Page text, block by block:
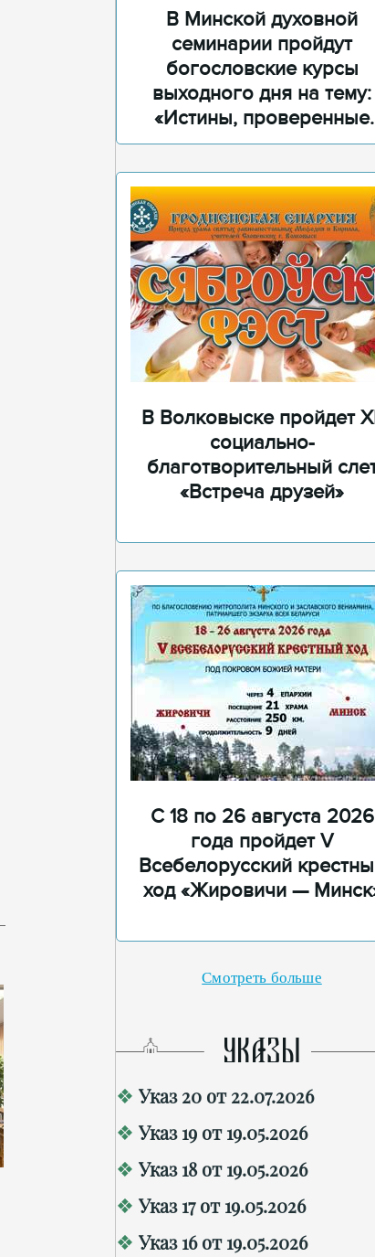
В Минской духовной
семинарии пройдут
богословские курсы
выходного дня на тему:
«Истины, проверенные
временем»
В Волковыске пройдет
социально-
благотворительный
«Встреча друзей»
С 18 по 26 августа 2026
года пройдет V
Всебелорусский
ход «Жировичи —
Смотреть больше
УКАЗЫ
Указ 20 от 22.07.2026
Указ 19 от 19.05.2026
Указ 18 от 19.05.2026
Указ 17 от 19.05.2026
Указ 16 от 19.05.2026